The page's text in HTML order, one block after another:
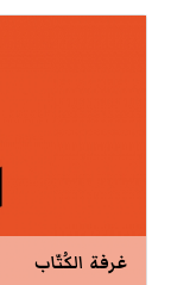
غرفة الكُتّاب